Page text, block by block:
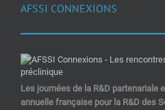
AFSSI CONNEXIONS
Les journées de la R&D partenariale
annuelle française pour la R&D des